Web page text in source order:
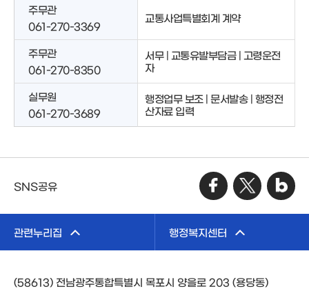
주무관
061-270-3369
교통사업특별회계 계약
주무관
061-270-8350
서무 | 교통유발부담금 | 고령운전
자
실무원
061-270-3689
행정업무 보조 | 문서발송 | 행정전
산자료 입력
SNS공유
관련누리집 행정복지센터
(58613) 전남광주통합특별시 목포시 양을로 203 (용당동)